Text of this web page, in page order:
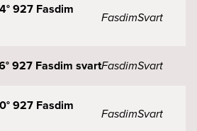
927 Fasdim
FasdimSvart
927 Fasdim svartFasdimSvart
927 Fasdim
FasdimSvart